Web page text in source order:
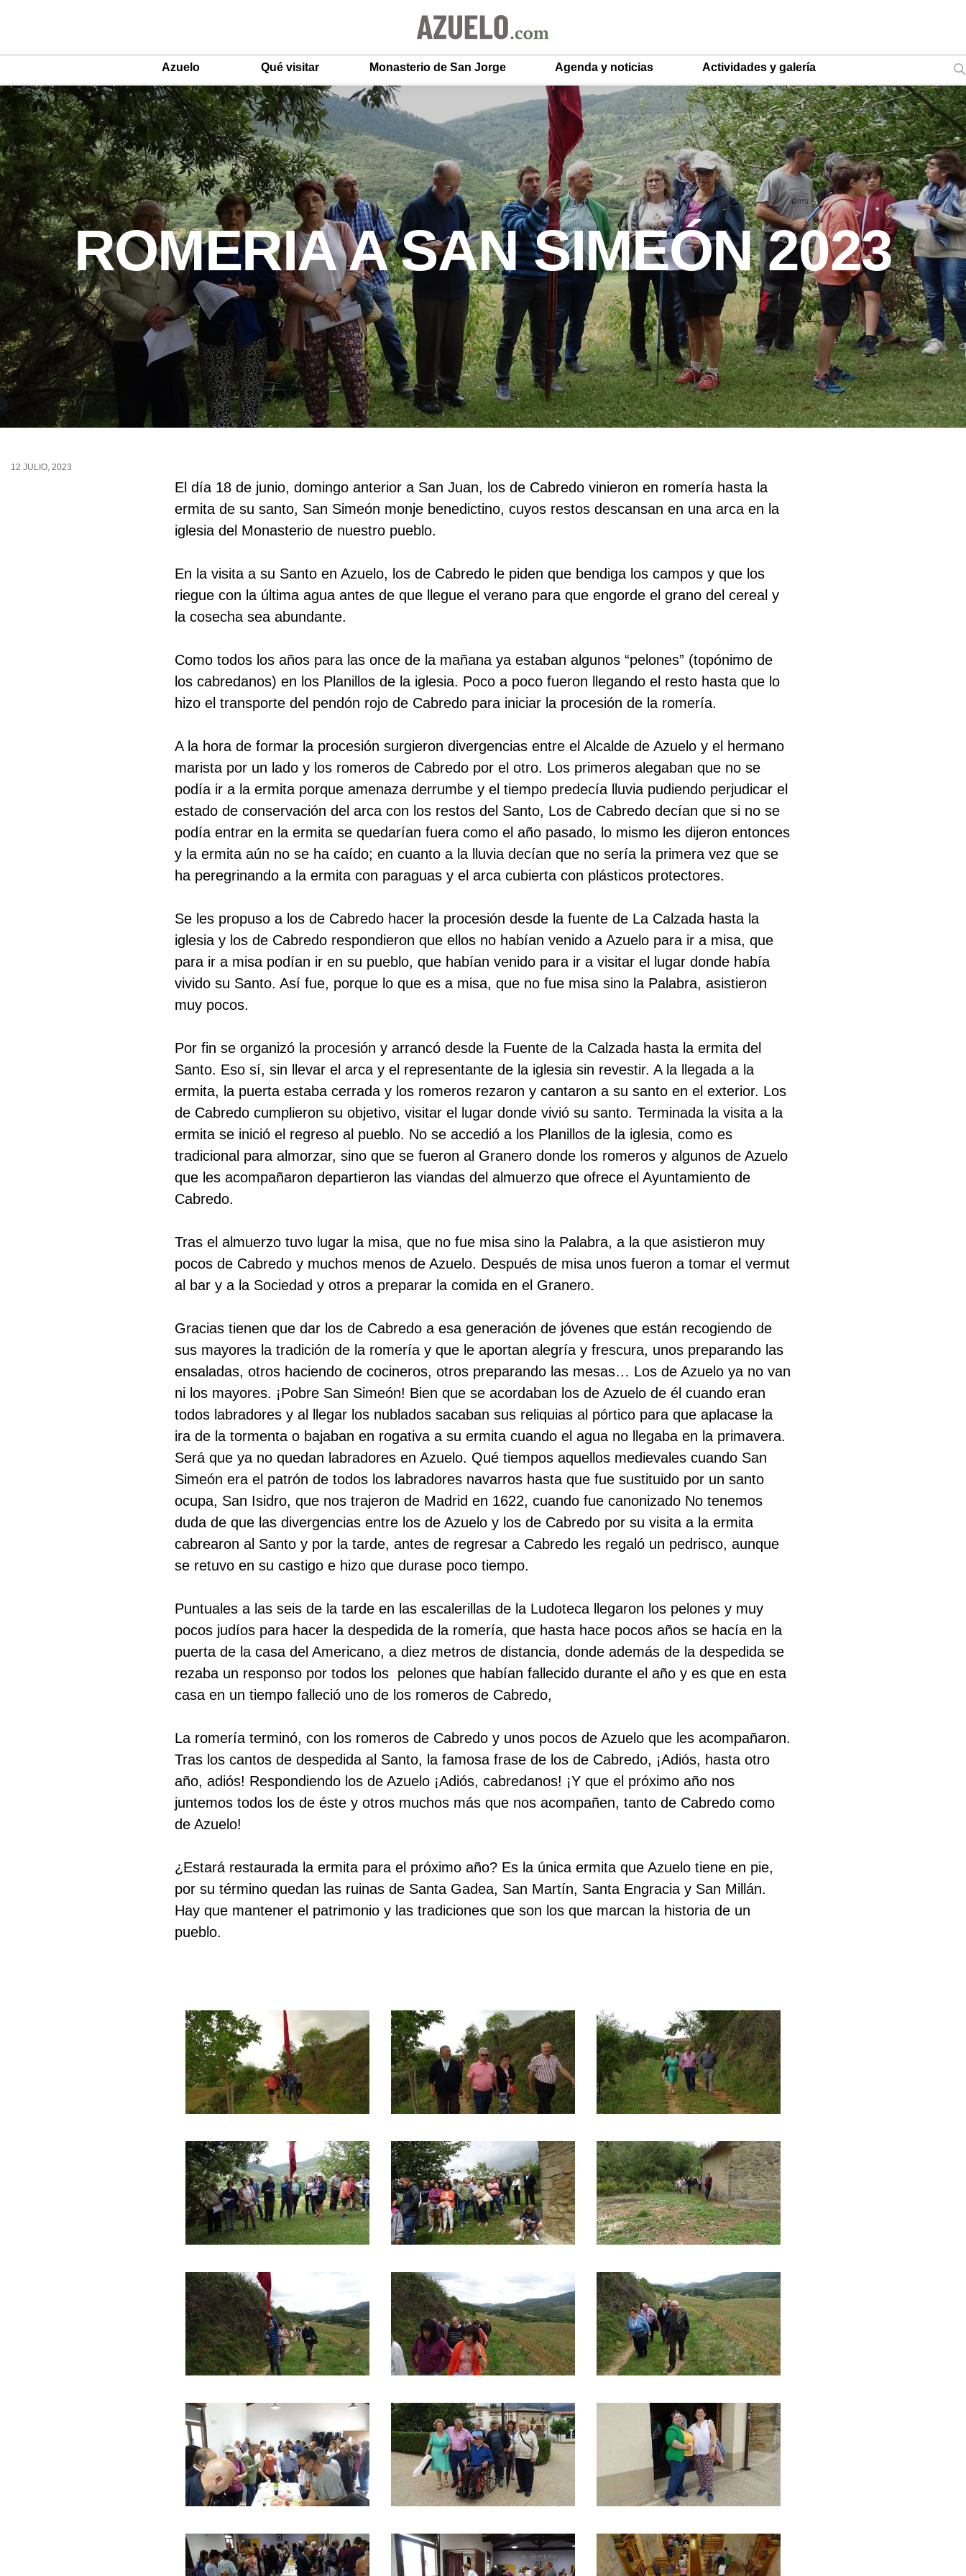
Menu
ES
Azuelo Qué visitar Monasterio de San Jorge Agenda y noticias Actividades y galería
ROMERIA A SAN SIMEÓN 2023
12 JULIO, 2023
El día 18 de junio, domingo anterior a San Juan, los de Cabredo vinieron en romería hasta la
ermita de su santo, San Simeón monje benedictino, cuyos restos descansan en una arca en la
iglesia del Monasterio de nuestro pueblo.
En la visita a su Santo en Azuelo, los de Cabredo le piden que bendiga los campos y que los
riegue con la última agua antes de que llegue el verano para que engorde el grano del cereal y
la cosecha sea abundante.
Como todos los años para las once de la mañana ya estaban algunos “pelones” (topónimo de
los cabredanos) en los Planillos de la iglesia. Poco a poco fueron llegando el resto hasta que lo
hizo el transporte del pendón rojo de Cabredo para iniciar la procesión de la romería.
A la hora de formar la procesión surgieron divergencias entre el Alcalde de Azuelo y el hermano
marista por un lado y los romeros de Cabredo por el otro. Los primeros alegaban que no se
podía ir a la ermita porque amenaza derrumbe y el tiempo predecía lluvia pudiendo perjudicar el
estado de conservación del arca con los restos del Santo, Los de Cabredo decían que si no se
podía entrar en la ermita se quedarían fuera como el año pasado, lo mismo les dijeron entonces
y la ermita aún no se ha caído; en cuanto a la lluvia decían que no sería la primera vez que se
ha peregrinando a la ermita con paraguas y el arca cubierta con plásticos protectores.
Se les propuso a los de Cabredo hacer la procesión desde la fuente de La Calzada hasta la
iglesia y los de Cabredo respondieron que ellos no habían venido a Azuelo para ir a misa, que
para ir a misa podían ir en su pueblo, que habían venido para ir a visitar el lugar donde había
vivido su Santo. Así fue, porque lo que es a misa, que no fue misa sino la Palabra, asistieron
muy pocos.
Por fin se organizó la procesión y arrancó desde la Fuente de la Calzada hasta la ermita del
Santo. Eso sí, sin llevar el arca y el representante de la iglesia sin revestir. A la llegada a la
ermita, la puerta estaba cerrada y los romeros rezaron y cantaron a su santo en el exterior. Los
de Cabredo cumplieron su objetivo, visitar el lugar donde vivió su santo. Terminada la visita a la
ermita se inició el regreso al pueblo. No se accedió a los Planillos de la iglesia, como es
tradicional para almorzar, sino que se fueron al Granero donde los romeros y algunos de Azuelo
que les acompañaron departieron las viandas del almuerzo que ofrece el Ayuntamiento de
Cabredo.
Tras el almuerzo tuvo lugar la misa, que no fue misa sino la Palabra, a la que asistieron muy
pocos de Cabredo y muchos menos de Azuelo. Después de misa unos fueron a tomar el vermut
al bar y a la Sociedad y otros a preparar la comida en el Granero.
Gracias tienen que dar los de Cabredo a esa generación de jóvenes que están recogiendo de
sus mayores la tradición de la romería y que le aportan alegría y frescura, unos preparando las
ensaladas, otros haciendo de cocineros, otros preparando las mesas… Los de Azuelo ya no van
ni los mayores. ¡Pobre San Simeón! Bien que se acordaban los de Azuelo de él cuando eran
todos labradores y al llegar los nublados sacaban sus reliquias al pórtico para que aplacase la
ira de la tormenta o bajaban en rogativa a su ermita cuando el agua no llegaba en la primavera.
Será que ya no quedan labradores en Azuelo. Qué tiempos aquellos medievales cuando San
Simeón era el patrón de todos los labradores navarros hasta que fue sustituido por un santo
ocupa, San Isidro, que nos trajeron de Madrid en 1622, cuando fue canonizado No tenemos
duda de que las divergencias entre los de Azuelo y los de Cabredo por su visita a la ermita
cabrearon al Santo y por la tarde, antes de regresar a Cabredo les regaló un pedrisco, aunque
se retuvo en su castigo e hizo que durase poco tiempo.
Puntuales a las seis de la tarde en las escalerillas de la Ludoteca llegaron los pelones y muy
pocos judíos para hacer la despedida de la romería, que hasta hace pocos años se hacía en la
puerta de la casa del Americano, a diez metros de distancia, donde además de la despedida se
rezaba un responso por todos los pelones que habían fallecido durante el año y es que en esta
casa en un tiempo falleció uno de los romeros de Cabredo,
La romería terminó, con los romeros de Cabredo y unos pocos de Azuelo que les acompañaron.
Tras los cantos de despedida al Santo, la famosa frase de los de Cabredo, ¡Adiós, hasta otro
año, adiós! Respondiendo los de Azuelo ¡Adiós, cabredanos! ¡Y que el próximo año nos
juntemos todos los de éste y otros muchos más que nos acompañen, tanto de Cabredo como
de Azuelo!
¿Estará restaurada la ermita para el próximo año? Es la única ermita que Azuelo tiene en pie,
por su término quedan las ruinas de Santa Gadea, San Martín, Santa Engracia y San Millán.
Hay que mantener el patrimonio y las tradiciones que son los que marcan la historia de un
pueblo.